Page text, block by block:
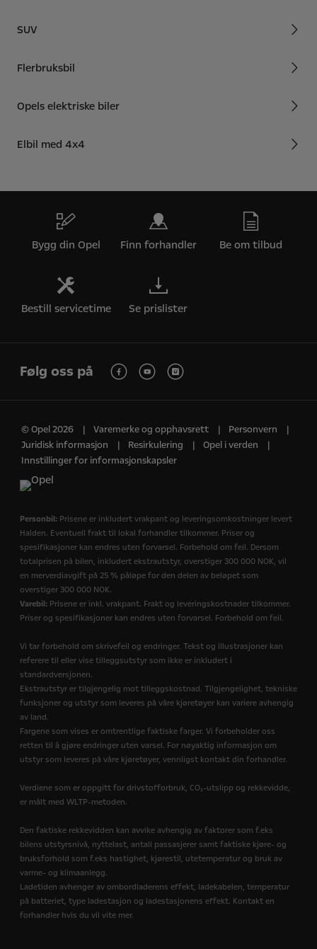
SUV
Flerbruksbil
Opels elektriske biler
Elbil med 4x4
Bygg din Opel Finn forhandler Be om tilbud
Bestill servicetime Se prislister
Følg oss på
© Opel 2026 Varemerke og opphavsrett
Personvern
Juridisk informasjon
Resirkulering
Opel i verden
Innstillinger for informasjonskapsler
Personbil: Prisene er inkludert vrakpant og leveringsomkostninger levert
Halden. Eventuell frakt til lokal forhandler tilkommer. Priser og
spesifikasjoner kan endres uten forvarsel. Forbehold om feil. Dersom
totalprisen på bilen, inkludert ekstrautstyr, overstiger 300 000 NOK, vil
en merverdiavgift på 25 % påløpe for den delen av beløpet som
overstiger 300 000 NOK.
Varebil: Prisene er inkl. vrakpant. Frakt og leveringskostnader tilkommer.
Priser og spesifikasjoner kan endres uten forvarsel. Forbehold om feil.
Vi tar forbehold om skrivefeil og endringer. Tekst og illustrasjoner kan
referere til eller vise tilleggsutstyr som ikke er inkludert i
standardversjonen.
Ekstrautstyr er tilgjengelig mot tilleggskostnad. Tilgjengelighet, tekniske
funksjoner og utstyr som leveres på våre kjøretøyer kan variere avhengig
av land.
Fargene som vises er omtrentlige faktiske farger. Vi forbeholder oss
retten til å gjøre endringer uten varsel. For nøyaktig informasjon om
utstyr som leveres på våre kjøretøyer, vennligst kontakt din forhandler.
Verdiene som er oppgitt for drivstofforbruk, CO₂-utslipp og rekkevidde,
er målt med WLTP-metoden.
Den faktiske rekkevidden kan avvike avhengig av faktorer som f.eks
bilens utstyrsnivå, nyttelast, antall passasjerer samt faktiske kjøre- og
bruksforhold som f.eks hastighet, kjørestil, utetemperatur og bruk av
varme- og klimaanlegg.
Ladetiden avhenger av ombordladerens effekt, ladekabelen, temperatur
på batteriet, type ladestasjon og ladestasjonens effekt. Kontakt en
forhandler hvis du vil vite mer.